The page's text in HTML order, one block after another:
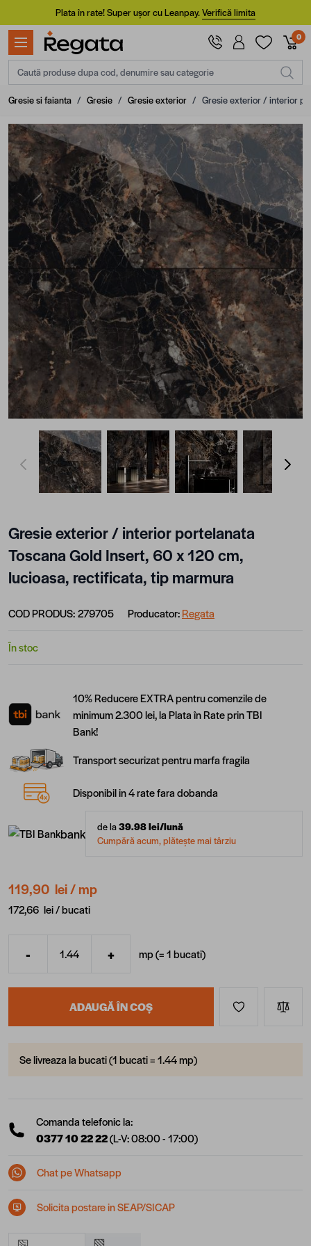
Mergi la ConținutPlata în rate! Super ușor cu Leanpay.Verifică limita
0
Caută produse dupa cod, denumire sau categorie
Gresie si faianta / Gresie / Gresie exterior / Gresie exterior / interior
View larger imageView larger imageView larger image
Gresie exterior / interior portelanata
Toscana Gold Insert, 60 x 120 cm,
lucioasa, rectificata, tip marmura
COD PRODUS:279705 Producator:Regata
În stoc
10% Reducere EXTRA pentru comenzile de
minimum 2.300 lei, la Plata în Rate prin TBI
Bank!
Transport securizat pentru marfa fragila
Disponibil in 4 rate fara dobanda
bank de la39.98lei/lună
Cumpără acum, plătește mai târziu
119,90 lei/ mp
172,66 lei /bucati
Cantitate
- + mp (=1bucati)
ADAUGĂ ÎN COȘ
Se livreaza la bucati (1 bucati = 1.44 mp)
Comanda telefonic la:
0377 10 22 22(L-V: 08:00 - 17:00)
Chat pe Whatsapp
Solicita postare in SEAP/SICAP